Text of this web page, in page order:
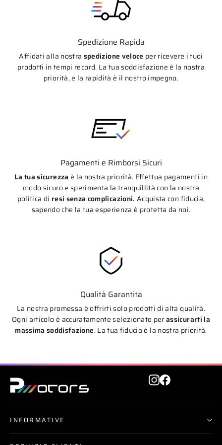
Spedizione Rapida
Affidati alla nostra spedizione veloce per ricevere i tuoi
prodotti in tempi record. La tua soddisfazione è la nostra
priorità, e la rapidità è il nostro impegno.
Pagamenti e Rimborsi Sicuri
La tua sicurezza è la nostra priorità. Effettua pagamenti in
modo sicuro e sperimenta la tranquillità con la nostra
politica di resi senza complicazioni. Acquista con fiducia,
sapendo che la tua esperienza è protetta da noi.
Qualità Garantita
La nostra promessa è offrirti solo prodotti di alta qualità.
Ogni articolo è accuratamente selezionato perassicurarti la
massima soddisfazione. La tua fiducia è la nostra priorità.
Instagram
Facebook
INFORMATIVE